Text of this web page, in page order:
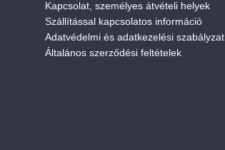
Kapcsolat, személyes átvételi helyek
Szállítással kapcsolatos információ
Adatvédelmi és adatkezelési szabályzat
Általános szerződési feltételek